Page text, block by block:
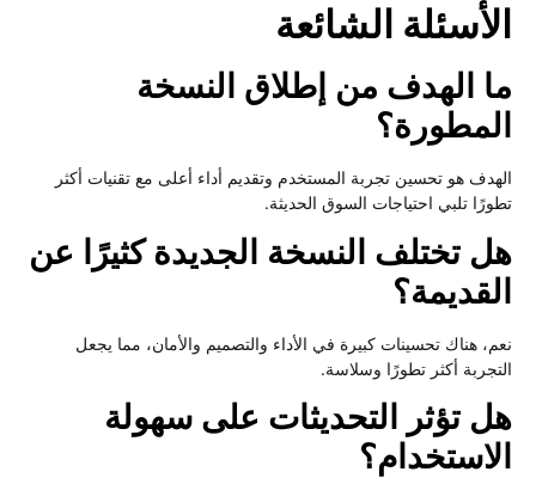
الأسئلة الشائعة
ما الهدف من إطلاق النسخة
المطورة؟
الهدف هو تحسين تجربة المستخدم وتقديم أداء أعلى مع تقنيات أكثر
تطورًا تلبي احتياجات السوق الحديثة.
هل تختلف النسخة الجديدة كثيرًا عن
القديمة؟
نعم، هناك تحسينات كبيرة في الأداء والتصميم والأمان، مما يجعل
التجربة أكثر تطورًا وسلاسة.
هل تؤثر التحديثات على سهولة
الاستخدام؟